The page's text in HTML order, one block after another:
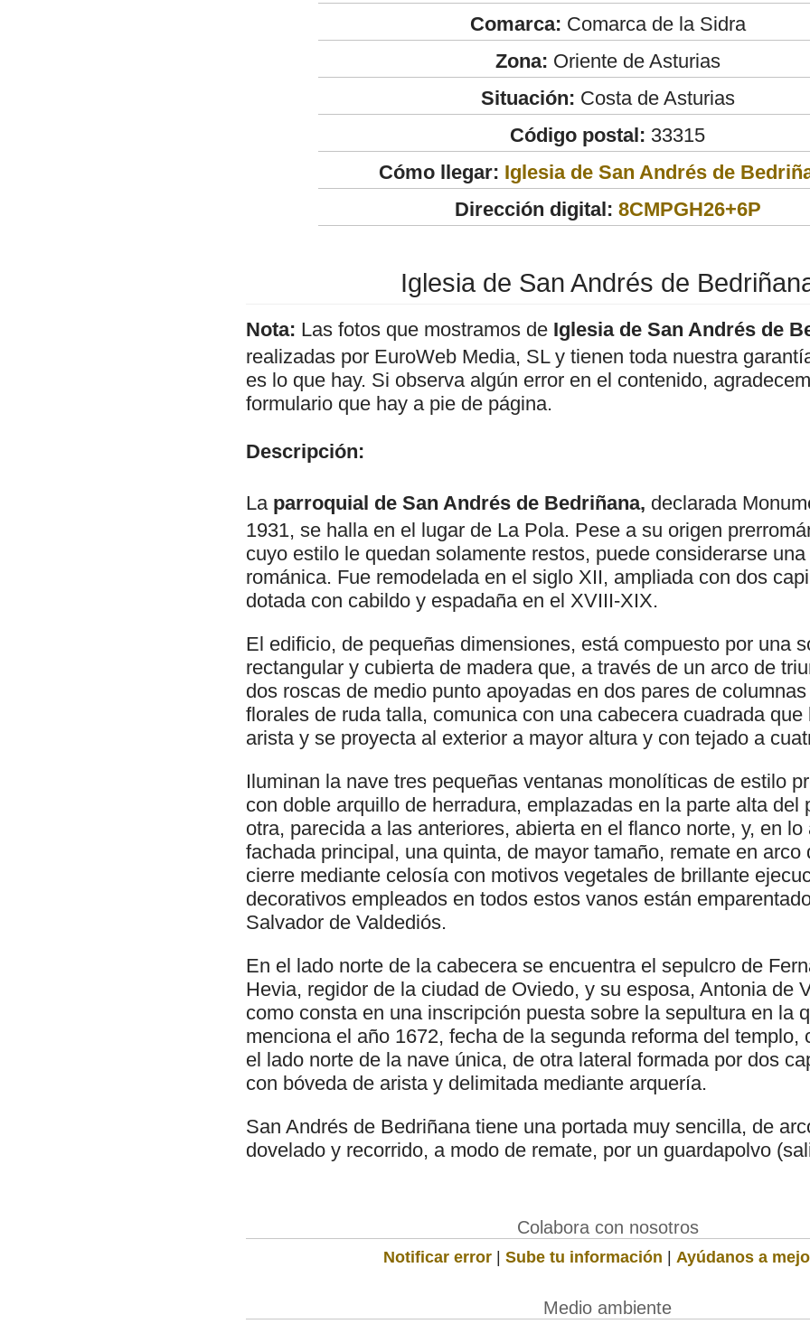
Comarca: Comarca de la Sidra
Zona: Oriente de Asturias
Situación: Costa de Asturias
Código postal: 33315
Cómo llegar: Iglesia de San Andrés de
Dirección digital: 8CMPGH26+6P
Iglesia de San Andrés de
Nota: Las fotos que mostramos de Iglesia de San Andrés de
realizadas por EuroWeb Media, SL y tienen toda nuestra
es lo que hay. Si observa algún error en el contenido,
formulario que hay a pie de página.
Descripción:
La parroquial de San Andrés de Bedriñana, declarada
1931, se halla en el lugar de La Pola. Pese a su origen
cuyo estilo le quedan solamente restos, puede considerarse
románica. Fue remodelada en el siglo XII, ampliada con dos
dotada con cabildo y espadaña en el XVIII-XIX.
El edificio, de pequeñas dimensiones, está compuesto por una
rectangular y cubierta de madera que, a través de un arco de
dos roscas de medio punto apoyadas en dos pares de
florales de ruda talla, comunica con una cabecera cuadrada
arista y se proyecta al exterior a mayor altura y con tejado a
Iluminan la nave tres pequeñas ventanas monolíticas de estilo
con doble arquillo de herradura, emplazadas en la parte alta del
otra, parecida a las anteriores, abierta en el flanco norte, y, en
fachada principal, una quinta, de mayor tamaño, remate en arco
cierre mediante celosía con motivos vegetales de brillante
decorativos empleados en todos estos vanos están
Salvador de Valdediós.
En el lado norte de la cabecera se encuentra el sepulcro de
Hevia, regidor de la ciudad de Oviedo, y su esposa, Antonia de
como consta en una inscripción puesta sobre la sepultura en la
menciona el año 1672, fecha de la segunda reforma del templo,
el lado norte de la nave única, de otra lateral formada por dos
con bóveda de arista y delimitada mediante arquería.
San Andrés de Bedriñana tiene una portada muy sencilla, de
dovelado y recorrido, a modo de remate, por un guardapolvo
Colabora con nosotros
Notificar error | Sube tu información | Ayúdanos a
Medio ambiente